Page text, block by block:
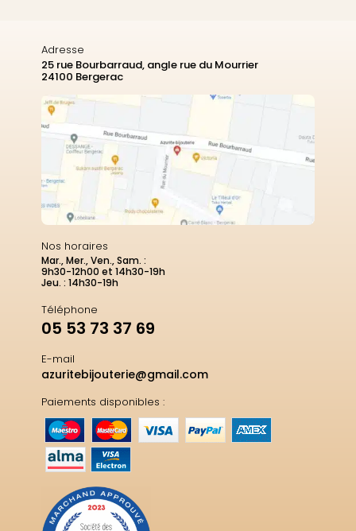
Adresse
25 rue Bourbarraud, angle rue du Mourrier
24100 Bergerac
Nos horaires
Mar., Mer., Ven., Sam. :
9h30-12h00 et 14h30-19h
Jeu. : 14h30-19h
Téléphone
05 53 73 37 69
E-mail
azuritebijouterie@gmail.com
Paiements disponibles :